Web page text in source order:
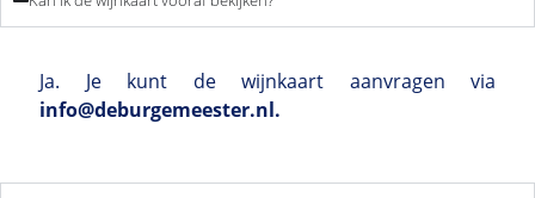
Ja. Je kunt de wijnkaart aanvragen via
info@deburgemeester.nl.